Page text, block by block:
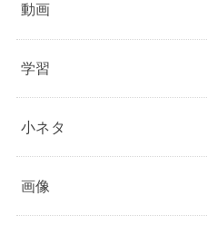
動画
学習
小ネタ
画像